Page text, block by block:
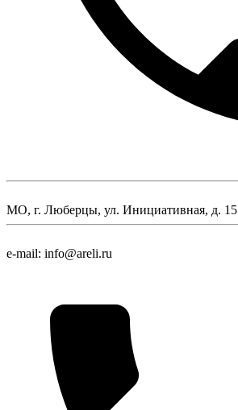
МО, г. Люберцы, ул. Инициативная, д. 15
e-mail: info@areli.ru